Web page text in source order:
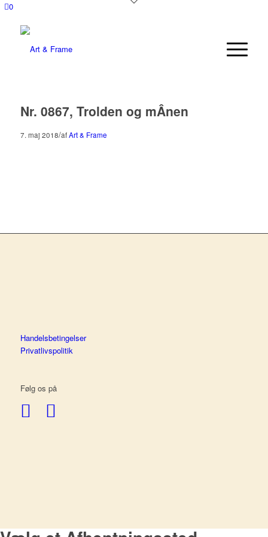
0
Nr. 0867, Trolden og mÂnen
7. maj 2018/afArt & Frame
Handelsbetingelser
Privatlivspolitik
Følg os på